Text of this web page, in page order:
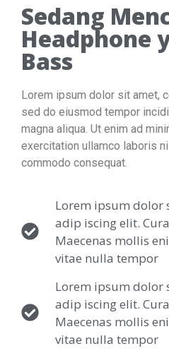
Sedang
Headphone
Bass
Lorem ipsum dolor sit amet,
sed do eiusmod tempor
magna aliqua. Ut enim ad
exercitation ullamco laboris
commodo consequat.
Lorem ipsum dolor
adip iscing elit.
Maecenas mollis
vitae nulla tempor
Lorem ipsum dolor
adip iscing elit.
Maecenas mollis
vitae nulla tempor